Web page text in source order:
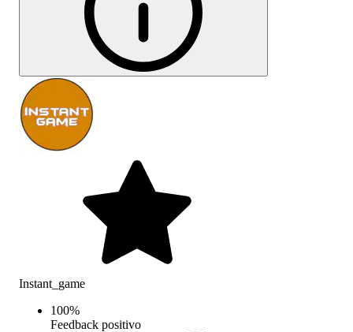
Instant_game
100%
Feedback positivo